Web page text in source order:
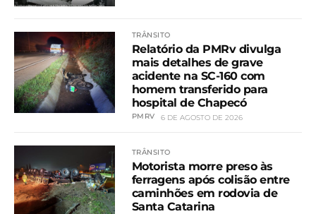
TRÂNSITO
Relatório da PMRv divulga
mais detalhes de grave
acidente na SC-160 com
homem transferido para
hospital de Chapecó
PMRV 6 DE AGOSTO DE 2026
TRÂNSITO
Motorista morre preso às
ferragens após colisão entre
caminhões em rodovia de
Santa Catarina